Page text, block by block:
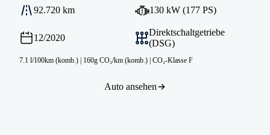
92.720 km
130 kW (177 PS)
12/2020
Direktschaltgetriebe
(DSG)
7.1 l/100km (komb.) | 160g CO₂/km (komb.) | CO₂-Klasse F
Auto ansehen